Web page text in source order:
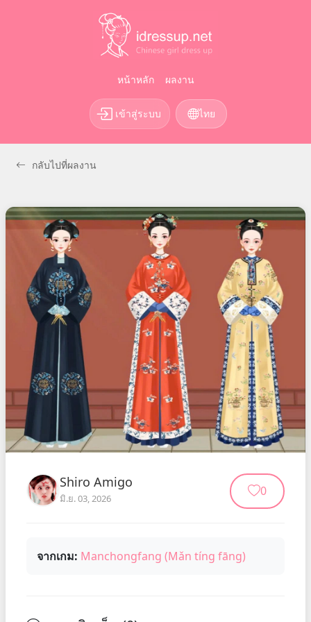
หน้าหลัก ผลงาน
เข้าสู่ระบบ ไทย
กลับไปที่ผลงาน
Shiro Amigo
มิ.ย. 03, 2026 0
จากเกม: Manchongfang (Mǎn tíng fāng)